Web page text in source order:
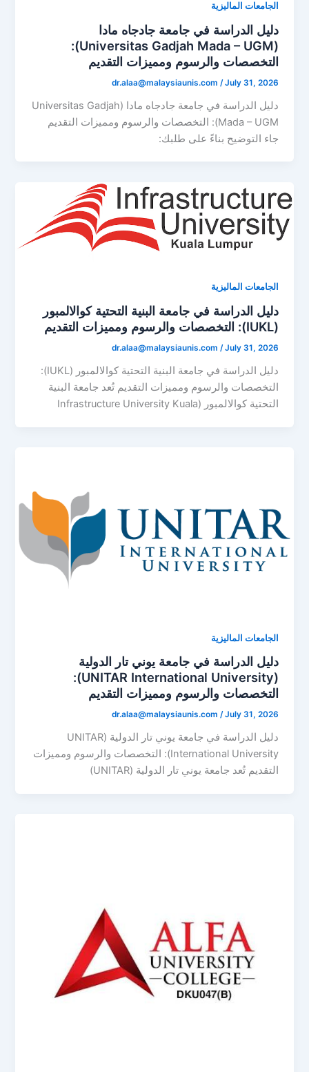
الجامعات الماليزية
دليل الدراسة في جامعة جادجاه مادا
(Universitas Gadjah Mada – UGM):
التخصصات والرسوم ومميزات التقديم
dr.alaa@malaysiaunis.com /July 31, 2026
دليل الدراسة في جامعة جادجاه مادا (Universitas Gadjah
Mada – UGM): التخصصات والرسوم ومميزات التقديم
جاء التوضيح بناءً على طلبك:
الجامعات الماليزية
دليل الدراسة في جامعة البنية التحتية كوالالمبور
(IUKL): التخصصات والرسوم ومميزات التقديم
dr.alaa@malaysiaunis.com /July 31, 2026
دليل الدراسة في جامعة البنية التحتية كوالالمبور (IUKL):
التخصصات والرسوم ومميزات التقديم تُعد جامعة البنية
التحتية كوالالمبور (Infrastructure University Kuala
الجامعات الماليزية
دليل الدراسة في جامعة يوني تار الدولية
(UNITAR International University):
التخصصات والرسوم ومميزات التقديم
dr.alaa@malaysiaunis.com /July 31, 2026
دليل الدراسة في جامعة يوني تار الدولية (UNITAR
International University): التخصصات والرسوم ومميزات
التقديم تُعد جامعة يوني تار الدولية (UNITAR)